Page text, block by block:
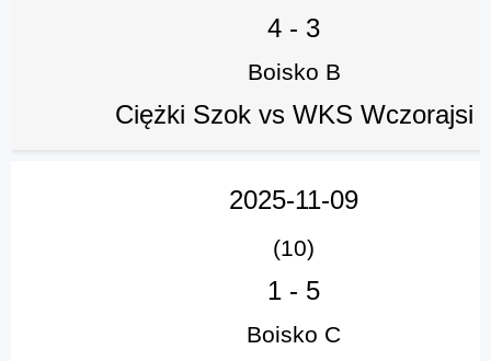
4 - 3
Boisko B
Ciężki Szok vs WKS Wczorajsi
2025-11-09
(10)
1 - 5
Boisko C